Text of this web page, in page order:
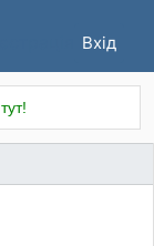
Вхід